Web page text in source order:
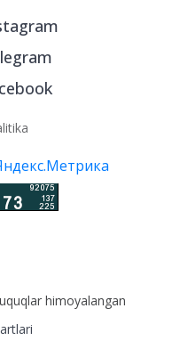
himoyalangan